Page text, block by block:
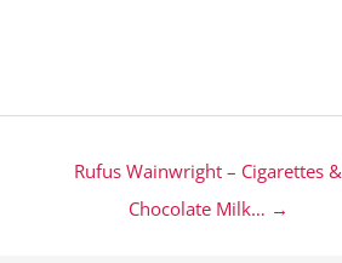
Rufus Wainwright – Cigarettes &
Chocolate Milk… →